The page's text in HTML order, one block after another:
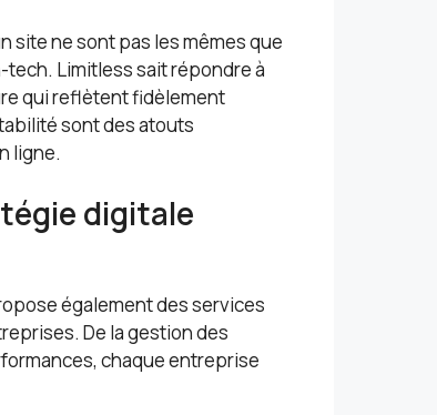
site ne sont pas les mêmes que
Limitless sait répondre à
qui reflètent fidèlement
sont des atouts
ligne.
digitale
également des services
De la gestion des
chaque entreprise